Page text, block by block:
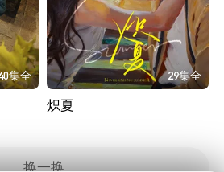
集全 29集全
炽夏
换一换